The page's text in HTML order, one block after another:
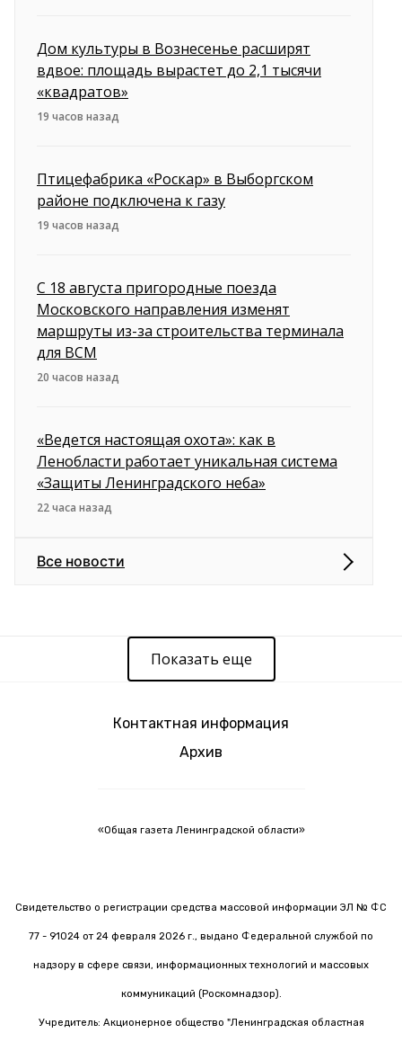
Дом культуры в Вознесенье расширят
вдвое: площадь вырастет до 2,1 тысячи
«квадратов»
19 часов назад
Птицефабрика «Роскар» в Выборгском
районе подключена к газу
19 часов назад
С 18 августа пригородные поезда
Московского направления изменят
маршруты из-за строительства терминала
для ВСМ
20 часов назад
«Ведется настоящая охота»: как в
Ленобласти работает уникальная система
«Защиты Ленинградского неба»
22 часа назад
Все новости
Показать еще
Контактная информация
Архив
«Общая газета Ленинградской области»
Свидетельство о регистрации средства массовой информации ЭЛ № ФС
77 - 91024 от 24 февраля 2026 г., выдано Федеральной службой по
надзору в сфере связи, информационных технологий и массовых
коммуникаций (Роскомнадзор).
Учредитель: Акционерное общество "Ленинградская областная